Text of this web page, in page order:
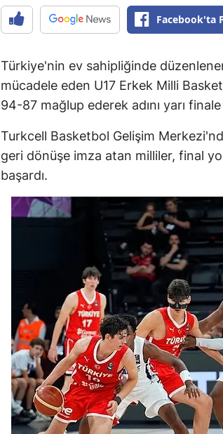
Facebook'ta
Türkiye'nin ev sahipliğinde
mücadele eden U17 Erkek Milli
94-87 mağlup ederek adını yarı finale
Turkcell Basketbol Gelişim
geri dönüşe imza atan milliler, final
başardı.